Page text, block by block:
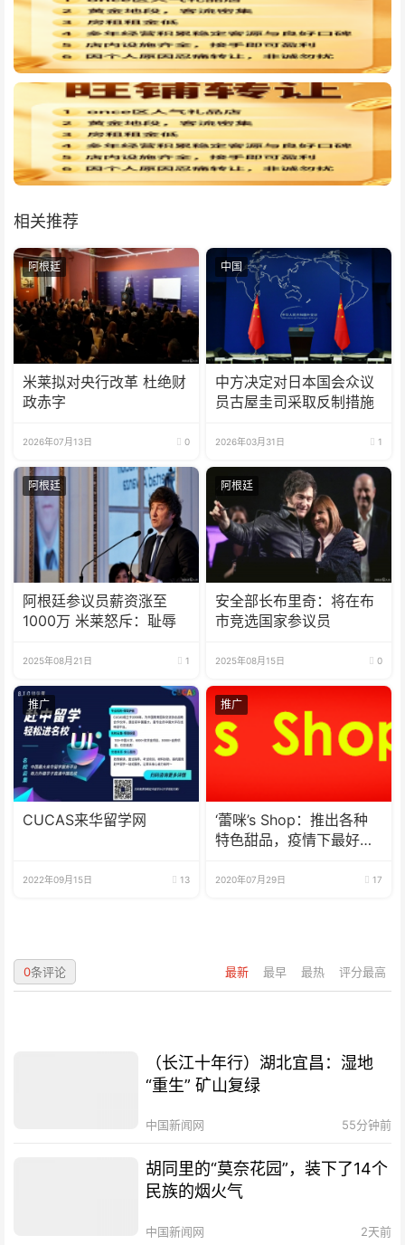
相关推荐
阿根廷
米莱拟对央行改革 杜绝财
政赤字
2026年07月13日 0
中国
中方决定对日本国会众议
员古屋圭司采取反制措施
2026年03月31日 1
阿根廷
阿根廷参议员薪资涨至
1000万 米莱怒斥：耻辱
2025年08月21日 1
阿根廷
安全部长布里奇：将在布
市竞选国家参议员
2025年08月15日 0
推广
CUCAS来华留学网
2022年09月15日 13
推广
‘蕾咪’s Shop：推出各种
特色甜品，疫情下最好的
2020年07月29日 17
最新 最早 最热 评分最高
0条评论
（长江十年行）湖北宜昌：湿地
“重生” 矿山复绿
中国新闻网 55分钟前
胡同里的“莫奈花园”，装下了14个
民族的烟火气
中国新闻网 2天前